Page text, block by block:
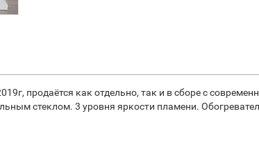
продаётся как отдельно, так и в сборе с
стеклом. 3 уровня яркости пламени.